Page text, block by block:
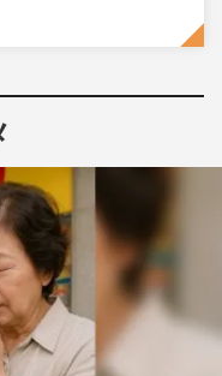
ガイドは、照朝の重圧
に勝って「悪魔の
る照朝に、悪魔ガド
毛利（増田昇太）た
ボートを目撃する。
、重大プロジェクトが